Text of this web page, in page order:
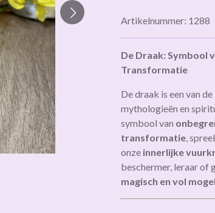
Artikelnummer: 1288
De Draak: Symbool
Transformatie
De draak is een van de
mythologieën en
symbool van
transformatie ,
onze innerlijke
beschermer, leraar of
magisch en vol